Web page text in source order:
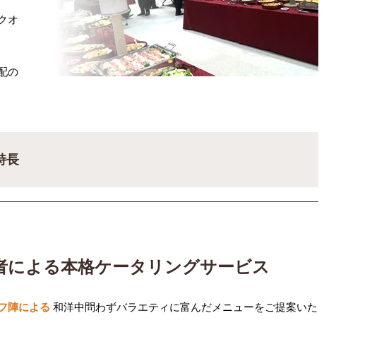
オ
の
長
よる本格ケータリングサービス
陣による 和洋中問わずバラエティに富んだメニューをご提案いた